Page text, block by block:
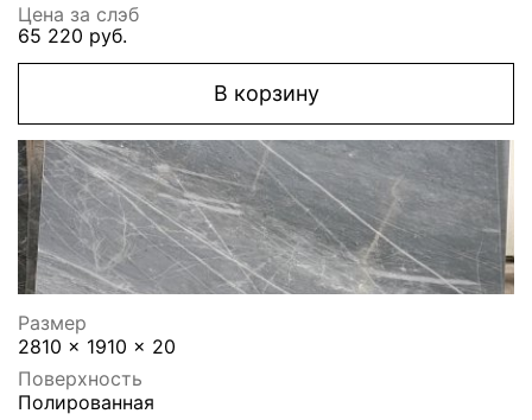
Цена за слэб
65 220 руб.
В корзину
Размер
2810 x 1910 x 20
Поверхность
Полированная